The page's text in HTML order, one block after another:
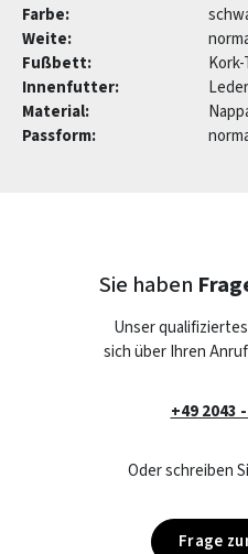
Farbe:
Weite:
Fußbett:
Innenfutter:
Material:
Passform:
Sie haben
Unser
sich über Ihren
+49 2043
Oder schreiben
Frage